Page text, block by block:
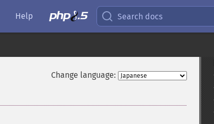
Help Search docs
Change language: